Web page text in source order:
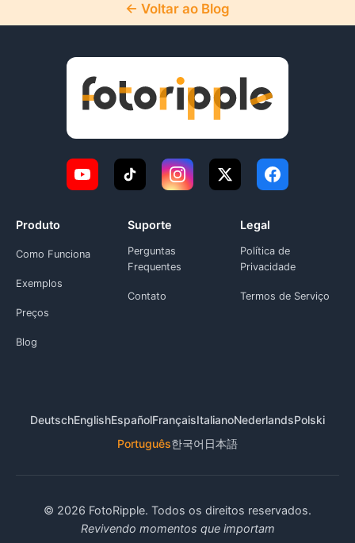
← Voltar ao Blog
Produto
Como Funciona
Exemplos
Preços
Blog
Suporte
Perguntas
Frequentes
Contato
Legal
Política de
Privacidade
Termos de Serviço
DeutschEnglishEspañolFrançaisItalianoNederlandsPolski
Português한국어 日本語
© 2026 FotoRipple. Todos os direitos reservados.
Revivendo momentos que importam